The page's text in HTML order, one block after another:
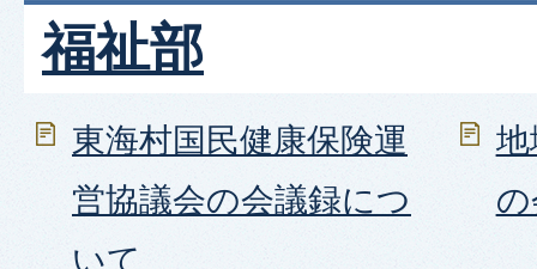
福祉部
東海村国民健康保険運
営協議会の会議録につ
いて
地